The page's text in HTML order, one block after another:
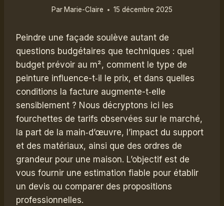
Par Marie-Claire 15 décembre 2025
Peindre une façade soulève autant de
questions budgétaires que techniques : quel
budget prévoir au m², comment le type de
peinture influence-t‑il le prix, et dans quelles
conditions la facture augmente-t‑elle
sensiblement ? Nous décryptons ici les
fourchettes de tarifs observées sur le marché,
la part de la main‑d’œuvre, l’impact du support
et des matériaux, ainsi que des ordres de
grandeur pour une maison. L’objectif est de
vous fournir une estimation fiable pour établir
un devis ou comparer des propositions
professionnelles.